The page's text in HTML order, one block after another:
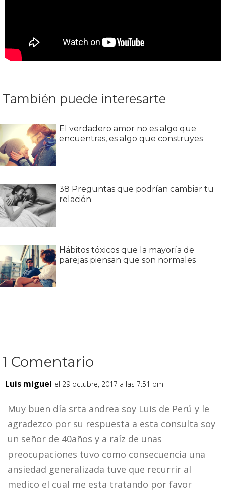
También puede interesarte
El verdadero amor no es algo que
encuentras, es algo que construyes
38 Preguntas que podrían cambiar tu
relación
Hábitos tóxicos que la mayoría de
parejas piensan que son normales
1 Comentario
Luis miguel el 29 octubre, 2017 a las 7:51 pm
Muy buen día srta andrea soy Luis de Perú y le
agradezco por su respuesta a esta consulta soy
un señor de 40años y a raíz de unas
preocupaciones tuvo como consecuencia una
ansiedad generalizada tuve que recurrir al
medico el cual me esta tratando por favor